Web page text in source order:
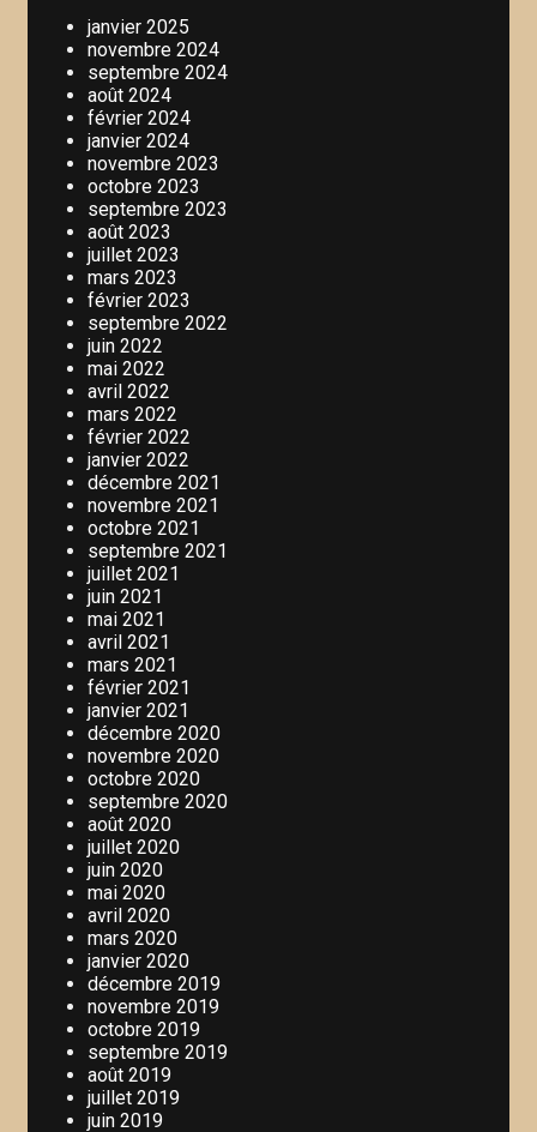
janvier 2025
novembre 2024
septembre 2024
août 2024
février 2024
janvier 2024
novembre 2023
octobre 2023
septembre 2023
août 2023
juillet 2023
mars 2023
février 2023
septembre 2022
juin 2022
mai 2022
avril 2022
mars 2022
février 2022
janvier 2022
décembre 2021
novembre 2021
octobre 2021
septembre 2021
juillet 2021
juin 2021
mai 2021
avril 2021
mars 2021
février 2021
janvier 2021
décembre 2020
novembre 2020
octobre 2020
septembre 2020
août 2020
juillet 2020
juin 2020
mai 2020
avril 2020
mars 2020
janvier 2020
décembre 2019
novembre 2019
octobre 2019
septembre 2019
août 2019
juillet 2019
juin 2019